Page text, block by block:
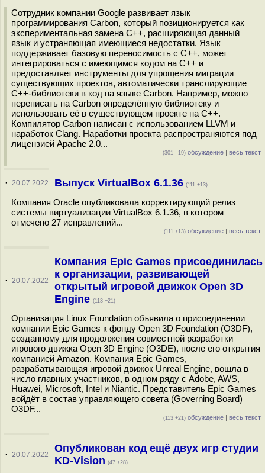
Сотрудник компании Google развивает язык
программирования Carbon, который позиционируется как
экспериментальная замена C++, расширяющая данный
язык и устраняющая имеющиеся недостатки. Язык
поддерживает базовую переносимость с C++, может
интегрироваться с имеющимся кодом на C++ и
предоставляет инструменты для упрощения миграции
существующих проектов, автоматически транслирующие
C++-библиотеки в код на языке Carbon. Например, можно
переписать на Carbon определённую библиотеку и
использовать её в существующем проекте на С++.
Компилятор Carbon написан с использованием LLVM и
наработок Clang. Наработки проекта распространяются под
лицензией Apache 2.0...
(301 –19) обсуждение | весь текст
· 20.07.2022 Выпуск VirtualBox 6.1.36 (111 +13)
Компания Oracle опубликовала корректирующий релиз
системы виртуализации VirtualBox 6.1.36, в котором
отмечено 27 исправлений...
(111 +13) обсуждение | весь текст
· 20.07.2022
Компания Epic Games присоединилась
к организации, развивающей
открытый игровой движок Open 3D
Engine (113 +21)
Организация Linux Foundation объявила о присоединении
компании Epic Games к фонду Open 3D Foundation (O3DF),
созданному для продолжения совместной разработки
игрового движка Open 3D Engine (O3DE), после его открытия
компанией Amazon. Компания Epic Games,
разрабатывающая игровой движок Unreal Engine, вошла в
число главных участников, в одном ряду с Adobe, AWS,
Huawei, Microsoft, Intel и Niantic. Представитель Epic Games
войдёт в состав управляющего совета (Governing Board)
O3DF...
(113 +21) обсуждение | весь текст
· 20.07.2022
Опубликован код ещё двух игр студии
KD-Vision (47 +28)